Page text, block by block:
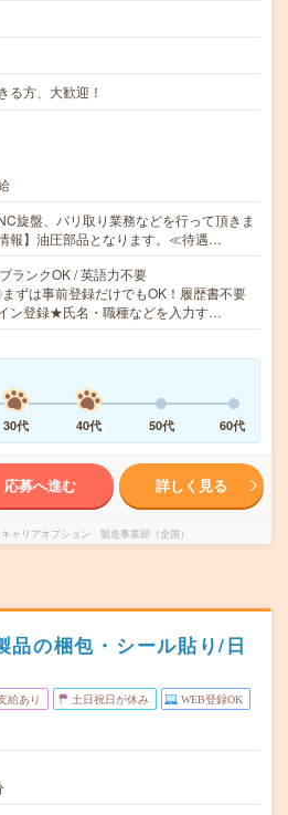
る方、大歓迎！
旋盤、バリ取り業務などを行って頂きま
報】油圧部品となります。≪待遇…
ランクOK / 英語力不要
ずは事前登録だけでもOK！履歴書不要
ン登録★氏名・職種などを入力す…
30代 40代 50代 60代
応募へ進む 詳しく見る
ャリアオプション 製造事業部（全国）
品の梱包・シール貼り/日
給あり 土日祝日が休み WEB登録OK